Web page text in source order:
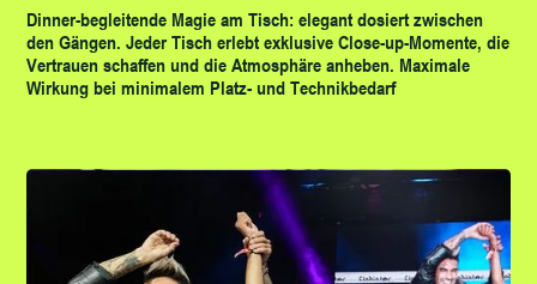
Dinner-begleitende Magie am Tisch: elegant dosiert zwischen
den Gängen. Jeder Tisch erlebt exklusive Close-up-Momente, die
Vertrauen schaffen und die Atmosphäre anheben. Maximale
Wirkung bei minimalem Platz- und Technikbedarf